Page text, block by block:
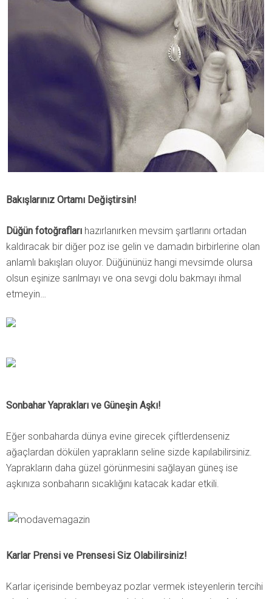
Bakışlarınız Ortamı Değiştirsin!
Düğün fotoğrafları hazırlanırken mevsim şartlarını ortadan
kaldıracak bir diğer poz ise gelin ve damadın birbirlerine olan
anlamlı bakışları oluyor. Düğününüz hangi mevsimde olursa
olsun eşinize sarılmayı ve ona sevgi dolu bakmayı ihmal
etmeyin…
Sonbahar Yaprakları ve Güneşin Aşkı!
Eğer sonbaharda dünya evine girecek çiftlerdenseniz
ağaçlardan dökülen yaprakların seline sizde kapılabilirsiniz.
Yaprakların daha güzel görünmesini sağlayan güneş ise
aşkınıza sonbaharın sıcaklığını katacak kadar etkili.
Karlar Prensi ve Prensesi Siz Olabilirsiniz!
Karlar içerisinde bembeyaz pozlar vermek isteyenlerin tercihi